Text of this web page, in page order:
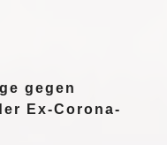
gegen
Ex-Corona-